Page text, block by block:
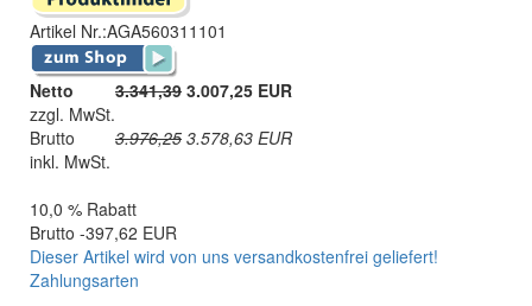
Artikel Nr.:AGA560311101
Netto 3.341,39 3.007,25 EUR
zzgl. MwSt.
Brutto
3.976,25 3.578,63 EUR
inkl. MwSt.
10,0 % Rabatt
Brutto -397,62 EUR
Dieser Artikel wird von uns versandkostenfrei geliefert!
Zahlungsarten